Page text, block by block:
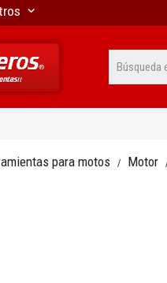
keyboard_arrow_down
para motos Motor